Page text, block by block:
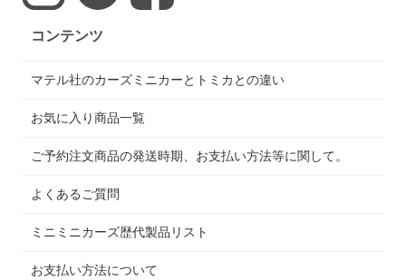
コンテンツ
マテル社のカーズミニカーとトミカとの違い
お気に入り商品一覧
ご予約注文商品の発送時期、お支払い方法等に関して。
よくあるご質問
ミニミニカーズ歴代製品リスト
お支払い方法について